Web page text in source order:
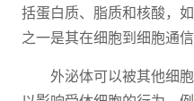
括蛋白质、脂质和核酸，
之一是其在细胞到细胞通信
外泌体可以被其他细